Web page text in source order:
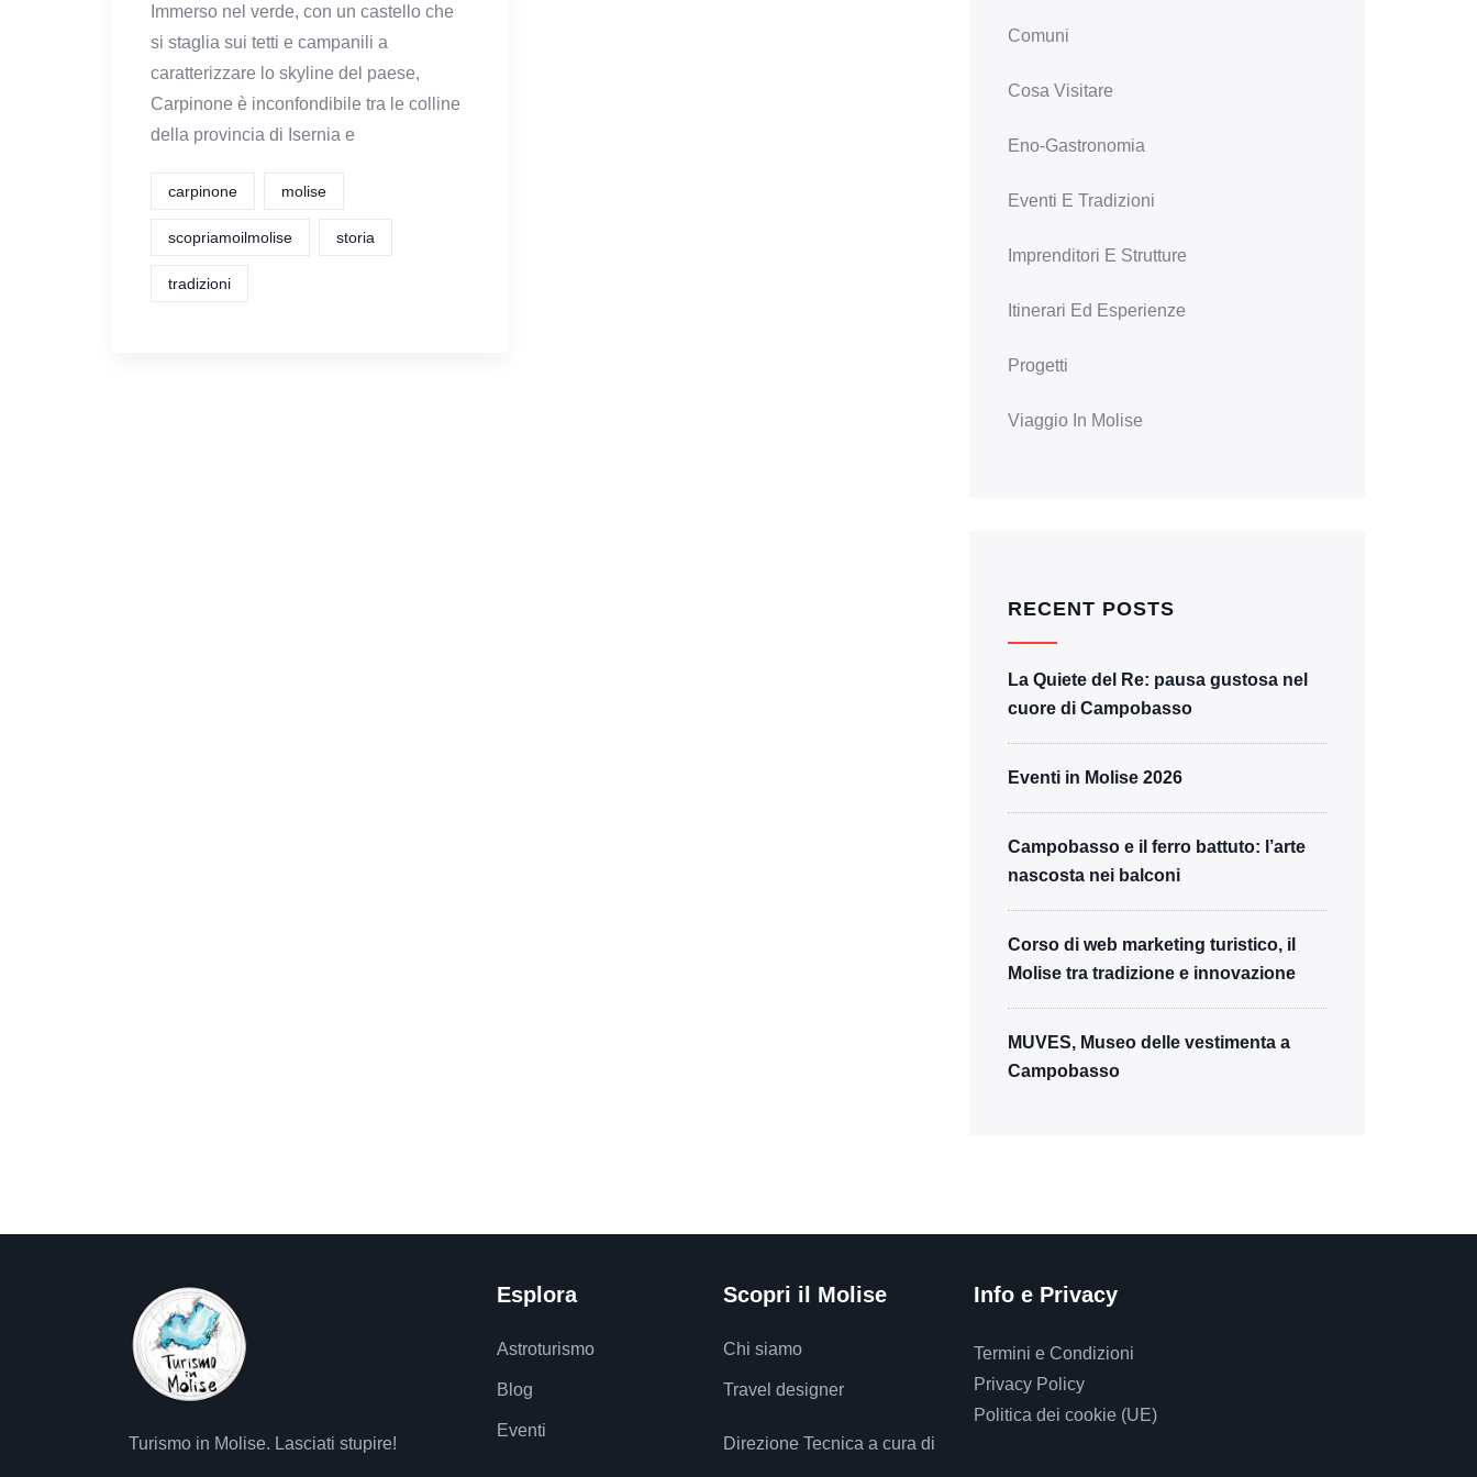
Immerso nel verde, con un castello che
si staglia sui tetti e campanili a
caratterizzare lo skyline del paese,
Carpinone è inconfondibile tra le colline
della provincia di Isernia e
carpinone molise
scopriamoilmolise storia
tradizioni
Comuni
Cosa Visitare
Eno-Gastronomia
Eventi E Tradizioni
Imprenditori E Strutture
Itinerari Ed Esperienze
Progetti
Viaggio In Molise
RECENT POSTS
La Quiete del Re: pausa gustosa nel
cuore di Campobasso
Eventi in Molise 2026
Campobasso e il ferro battuto: l’arte
nascosta nei balconi
Corso di web marketing turistico, il
Molise tra tradizione e innovazione
MUVES, Museo delle vestimenta a
Campobasso
Turismo in Molise. Lasciati stupire!
Esplora
Astroturismo
Blog
Eventi
Scopri il Molise
Chi siamo
Travel designer
Direzione Tecnica a cura di
Info e Privacy
Termini e Condizioni
Privacy Policy
Politica dei cookie (UE)